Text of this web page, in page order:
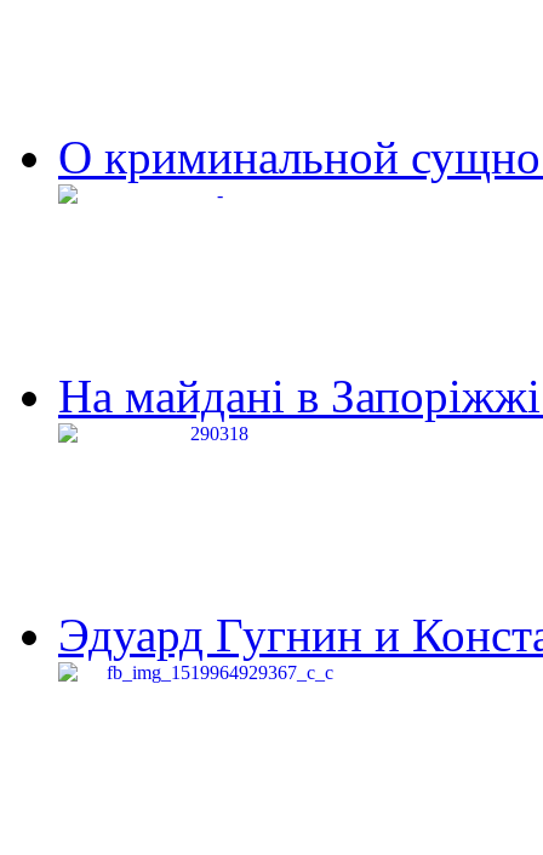
О криминальной
На майдані в
Эдуард Гугнин и